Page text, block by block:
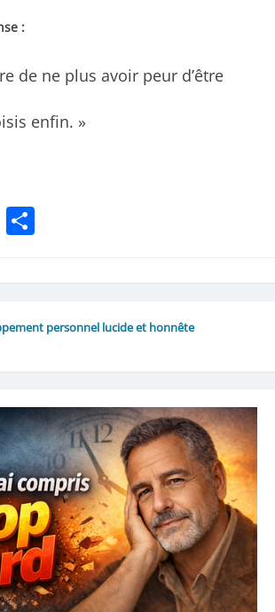
:
de ne plus avoir peur d’être
enfin. »
Email
personnel lucide et honnête